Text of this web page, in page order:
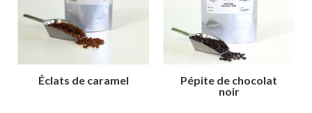
Éclats de caramel
Pépite de chocolat
noir